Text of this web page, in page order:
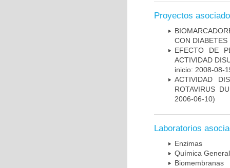
Proyectos
CON
EFECTO DE
ACTIVIDAD
inicio: 2008-08-
ACTIVIDAD
ROTAVIRUS
2006-06-10)
Laboratorios
Enzimas
Química
Biomembranas